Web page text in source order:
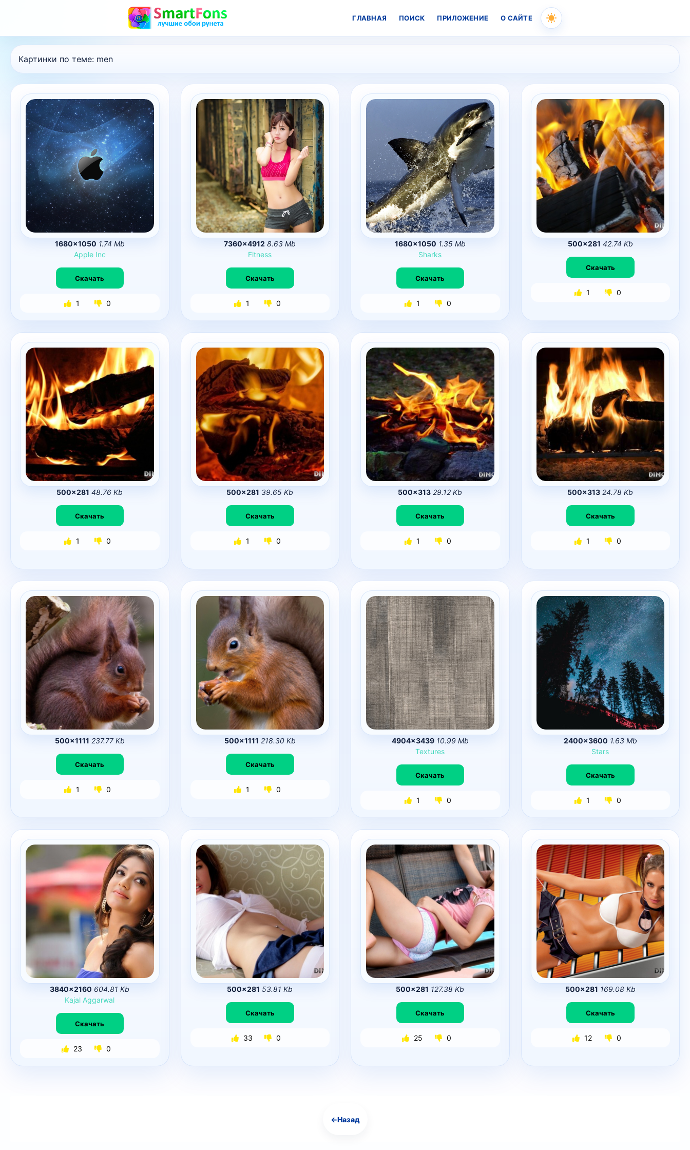
to
ГЛАВНАЯ ПОИСК ПРИЛОЖЕНИЕ О САЙТЕ
Картинки по теме: men
1680×1050 1.74 Mb
Apple Inc
Скачать
1 0
7360×4912 8.63 Mb
Fitness
Скачать
1 0
1680×1050 1.35 Mb
Sharks
Скачать
1 0
500×281 42.74 Kb
Скачать
1 0
500×281 48.76 Kb
Скачать
1 0
500×281 39.65 Kb
Скачать
1 0
500×313 29.12 Kb
Скачать
1 0
500×313 24.78 Kb
Скачать
1 0
500×1111 237.77 Kb
Скачать
1 0
500×1111 218.30 Kb
Скачать
1 0
4904×3439 10.99 Mb
Textures
Скачать
1 0
2400×3600 1.63 Mb
Stars
Скачать
1 0
3840×2160 604.81 Kb
Kajal Aggarwal
Скачать
23 0
500×281 53.81 Kb
Скачать
33 0
500×281 127.38 Kb
Скачать
25 0
500×281 169.08 Kb
Скачать
12 0
Навигация
←Назад